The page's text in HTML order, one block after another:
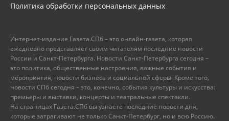
Политика обработки персональных данных
Интернет-издание Газета.СПб – это онлайн-газета, которая
ежедневно представляет своим читателям последние новости
России и Санкт-Петербурга. Новости Санкт-Петербурга сегодня –
это политика, общественные настроения, важные события и
мероприятия, новости бизнеса и социальной сферы. Кроме того,
новости СПб сегодня – это, конечно, события культуры и искусства:
премьеры и выставки, концерты и театральные спектакли.
На страницах Газета.СПб вы узнаете последние новости дня,
которые затрагивают не только Санкт-Петербург, но и всю Россию.